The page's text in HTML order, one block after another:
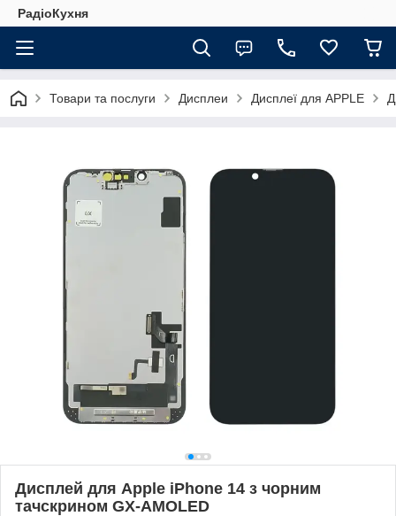
РадіоКухня
Товари та послуги Дисплеи Дисплеї для APPLE
Дисплей для Apple iPhone 14 з чорним
тачскрином GX-AMOLED